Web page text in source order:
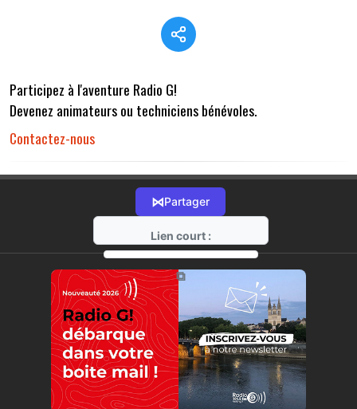
Participez à l'aventure Radio G!
Devenez animateurs ou techniciens bénévoles.
Contactez-nous
⋈Partager
Lien court :
https://radio-g.fr?r32
⧉